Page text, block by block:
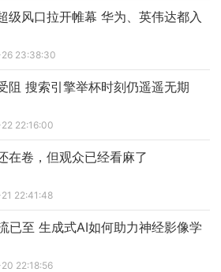
级风口拉开帷幕 华为、英伟达都入
23:38:30
阻 搜索引擎举杯时刻仍遥遥无期
22:16:00
在卷，但观众已经看麻了
22:41:48
已至 生成式AI如何助力神经影像学
22:18:56